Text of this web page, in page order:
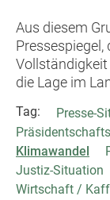
Aus diesem
Vollständigkeit
die Lage im
Tag:
Presse-
Klimawandel
Justiz-Situation
Wirtschaft /